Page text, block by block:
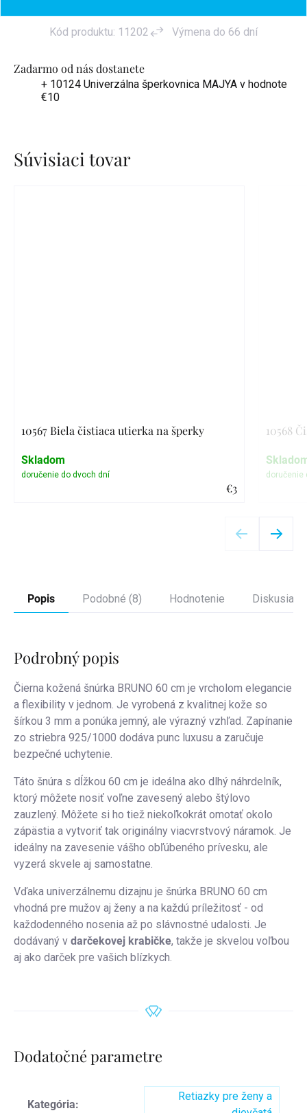
Zadarmo od nás dostanete
+ 10124 Univerzálna šperkovnica MAJYA v hodnote
€10
Kód produktu: 11202 Výmena do 66 dní
Súvisiaci tovar
10567 Biela čistiaca utierka na šperky
€3
Skladom
10568
Popis Podobné (8) Hodnotenie Diskusia
Podrobný popis
Čierna kožená šnúrka BRUNO 60 cm je vrcholom elegancie
a flexibility v jednom. Je vyrobená z kvalitnej kože so
šírkou 3 mm a ponúka jemný, ale výrazný vzhľad. Zapínanie
zo striebra 925/1000 dodáva punc luxusu a zaručuje
bezpečné uchytenie.
Táto šnúra s dĺžkou 60 cm je ideálna ako dlhý náhrdelník,
ktorý môžete nosiť voľne zavesený alebo štýlovo
zauzlený. Môžete si ho tiež niekoľkokrát omotať okolo
zápästia a vytvoriť tak originálny viacvrstvový náramok. Je
ideálny na zavesenie vášho obľúbeného prívesku, ale
vyzerá skvele aj samostatne.
Vďaka univerzálnemu dizajnu je šnúrka BRUNO 60 cm
vhodná pre mužov aj ženy a na každú príležitosť - od
každodenného nosenia až po slávnostné udalosti. Je
dodávaný v darčekovej krabičke, takže je skvelou voľbou
aj ako darček pre vašich blízkych.
Dodatočné parametre
Kategória:
Retiazky pre ženy a